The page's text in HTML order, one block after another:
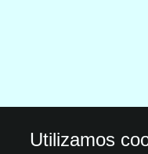
Utilizamos